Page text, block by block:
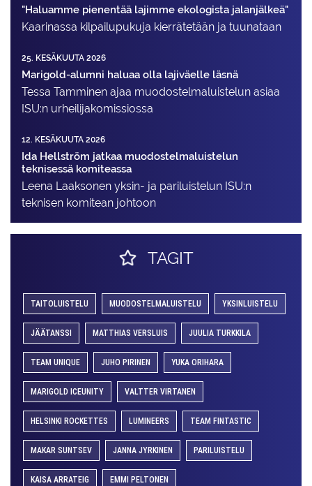
"Haluamme pienentää lajimme ekologista jalanjälkeä"
Kaarinassa kilpailupukuja kierrätetään ja tuunataan
25. KESÄKUUTA 2026
Marigold-alumni haluaa olla lajiväelle läsnä
Tessa Tamminen ajaa muodostelma­luistelun asiaa
ISU:n urheilija­komissiossa
12. KESÄKUUTA 2026
Ida Hellström jatkaa muodostelmaluistelun
teknisessä komiteassa
Leena Laaksonen yksin- ja pariluistelun ISU:n
teknisen komitean johtoon
TAGIT
TAITOLUISTELU MUODOSTELMALUISTELU YKSINLUISTELU
JÄÄTANSSI MATTHIAS VERSLUIS JUULIA TURKKILA
TEAM UNIQUE JUHO PIRINEN YUKA ORIHARA
MARIGOLD ICEUNITY VALTTER VIRTANEN
HELSINKI ROCKETTES LUMINEERS TEAM FINTASTIC
MAKAR SUNTSEV JANNA JYRKINEN PARILUISTELU
KAISA ARRATEIG EMMI PELTONEN